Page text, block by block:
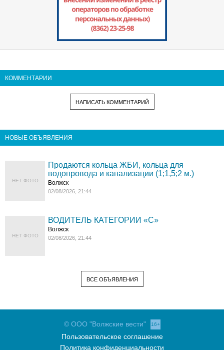
КОММЕНТАРИИ
НАПИСАТЬ КОММЕНТАРИЙ
НОВЫЕ ОБЪЯВЛЕНИЯ
НЕТ ФОТО
Продаются кольца ЖБИ, кольца для
водопровода и канализации (1;1,5;2 м.)
Волжск
02/08/2026, 21:44
НЕТ ФОТО
ВОДИТЕЛЬ КАТЕГОРИИ «C»
Волжск
02/08/2026, 21:44
ВСЕ ОБЪЯВЛЕНИЯ
© ООО "Волжские вести" 16+
Пользовательское соглашение
Политика конфиденциальности